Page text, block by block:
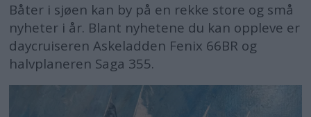
Båter i sjøen kan by på en rekke store og små
nyheter i år. Blant nyhetene du kan oppleve er
daycruiseren Askeladden Fenix 66BR og
halvplaneren Saga 355.